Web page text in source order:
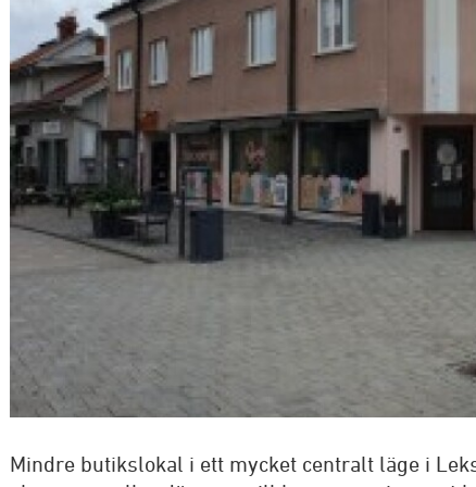
Mina
Bolla dina
med
För
Skicka in
Mindre butikslokal i ett mycket centralt läge i